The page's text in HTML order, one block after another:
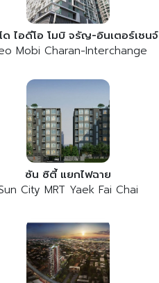
ด ไอดีโอ โมบิ จรัญ-อินเตอร์เชนจ์
Mobi Charan-Interchange
ซัน ซิตี้ แยกไฟฉาย
City MRT Yaek Fai Chai